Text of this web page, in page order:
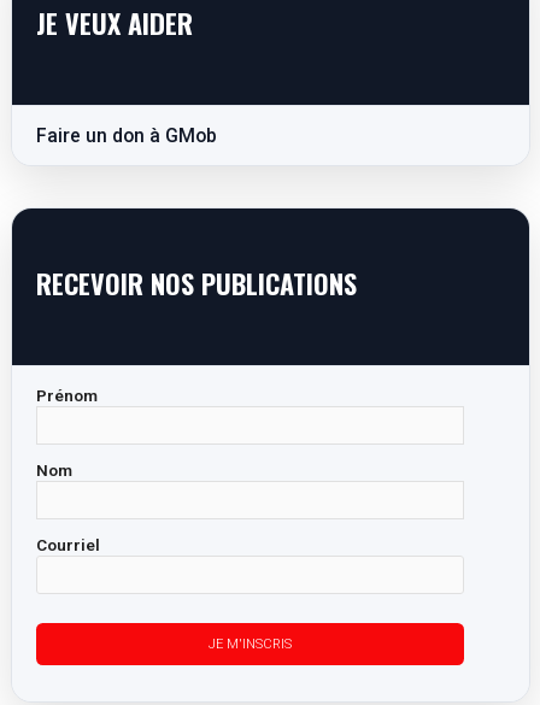
JE VEUX AIDER
Faire un don à GMob
RECEVOIR NOS PUBLICATIONS
Prénom
Nom
Courriel